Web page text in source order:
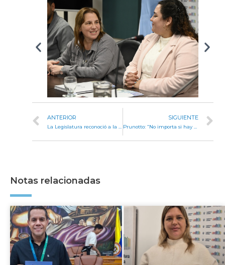
ANTERIOR SIGUIENTE
Notas relacionadas